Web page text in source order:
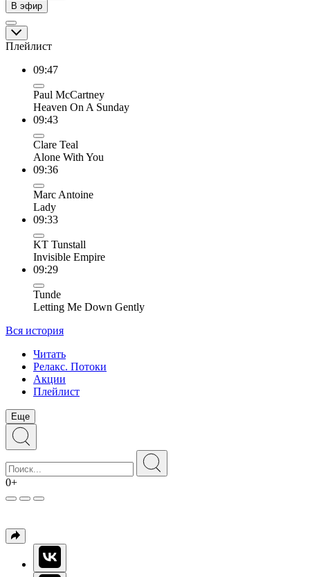
В эфир
Плейлист
09:47
Paul McCartney
Heaven On A Sunday
09:43
Clare Teal
Alone With You
09:36
Marc Antoine
Lady
09:33
KT Tunstall
Invisible Empire
09:29
Tunde
Letting Me Down Gently
Вся история
Читать
Релакс. Потоки
Акции
Плейлист
Еще
0+